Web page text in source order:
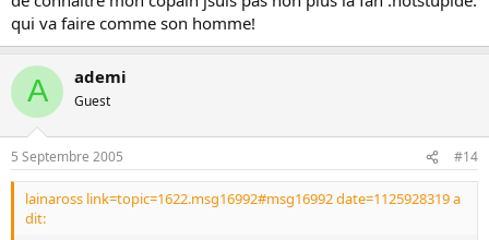
qui va faire comme son homme!
A ademi
Guest
5 Septembre 2005 #14
lainaross link=topic=1622.msg16992#msg16992 date=1125928319 a
dit: